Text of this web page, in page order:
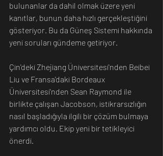
bulunanlar da dahil olmak üzere yeni
kanıtlar, bunun daha hızlı gerçekleştiğini
gösteriyor. Bu da Güneş Sistemi hakkında
yeni soruları gündeme getiriyor.
Çin'deki Zhejiang Üniversitesi'nden Beibei
Liu ve Fransa'daki Bordeaux
Üniversitesi'nden Sean Raymond ile
birlikte çalışan Jacobson, istikrarsızlığın
nasıl başladığıyla ilgili bir çözüm bulmaya
yardımcı oldu. Ekip yeni bir tetikleyici
önerdi.